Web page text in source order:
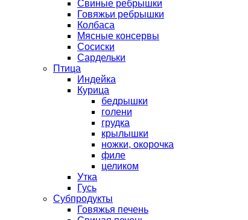
Свиные ребрышки
Говяжьи ребрышки
Колбаса
Мясные консервы
Сосиски
Сардельки
Птица
Индейка
Курица
бедрышки
голени
грудка
крылышки
ножки, окорочка
филе
целиком
Утка
Гусь
Субпродукты
Говяжья печень